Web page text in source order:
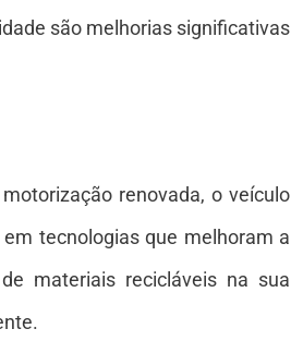
são melhorias significativas
renovada, o veículo
tecnologias que melhoram a
materiais recicláveis na sua